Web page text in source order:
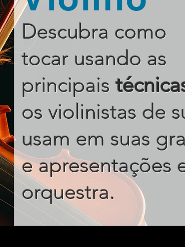
Descubra como
tocar usando as
principais
os violinistas de
usam em suas
e apresentações
orquestra.